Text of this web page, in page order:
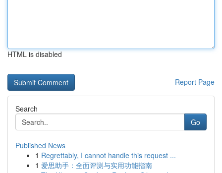
HTML is disabled
Report Page
Search
Go
Published News
1 Regrettably, I cannot handle this request ...
1 爱思助手：全面评测与实用功能指南